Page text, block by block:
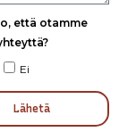
että otamme
Ei
Lähetä